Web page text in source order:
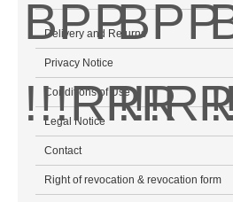
Delivery and Returns
Privacy Notice
Conditions of Use
Legal Notice
Contact
Right of revocation & revocation form